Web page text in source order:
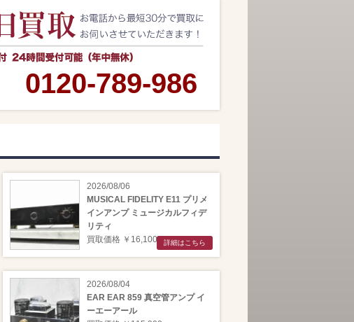
0120-789-986
2026/08/06
MUSICAL FIDELITY E11 プリメ
インアンプ ミュージカルフィデ
リティ
買取価格 ￥16,100
詳細はこちら
2026/08/04
EAR EAR 859 真空管アンプ イ
ーエーアール